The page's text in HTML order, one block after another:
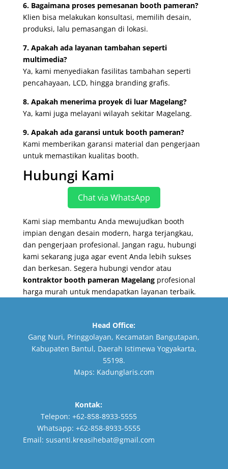
6. Bagaimana proses pemesanan booth pameran?
Klien bisa melakukan konsultasi, memilih desain,
produksi, lalu pemasangan di lokasi.
7. Apakah ada layanan tambahan seperti
multimedia?
Ya, kami menyediakan fasilitas tambahan seperti
pencahayaan, LCD, hingga branding grafis.
8. Apakah menerima proyek di luar Magelang?
Ya, kami juga melayani wilayah sekitar Magelang.
9. Apakah ada garansi untuk booth pameran?
Kami memberikan garansi material dan pengerjaan
untuk memastikan kualitas booth.
Hubungi Kami
Chat via WhatsApp
Kami siap membantu Anda mewujudkan booth
impian dengan desain modern, harga terjangkau,
dan pengerjaan profesional. Jangan ragu, hubungi
kami sekarang juga agar event Anda lebih sukses
dan berkesan. Segera hubungi vendor atau
kontraktor booth pameran Magelangprofesional
harga murah untuk mendapatkan layanan terbaik.
Head Office:
Gang Nuri, Pringgolayan, Kecamatan Bangutapan,
Kabupaten Bantul, Daerah Istimewa Yogyakarta,
55198.
Maps: Kadunglaris.com
Kontak:
Telepon: +62-858-8933-5555
Whatsapp: +62-858-8933-5555
Email: susanti.kreasihebat@gmail.com